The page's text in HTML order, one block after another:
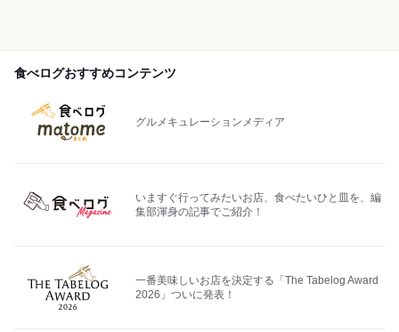
食べログおすすめコンテンツ
グルメキュレーションメディア
いますぐ行ってみたいお店、食べたいひと皿を、編
集部渾身の記事でご紹介！
一番美味しいお店を決定する「The Tabelog Award
2026」ついに発表！